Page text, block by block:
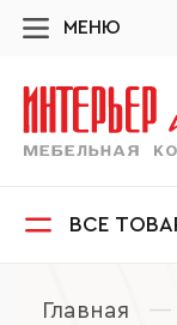
МЕНЮ
ВСЕ
Главная —